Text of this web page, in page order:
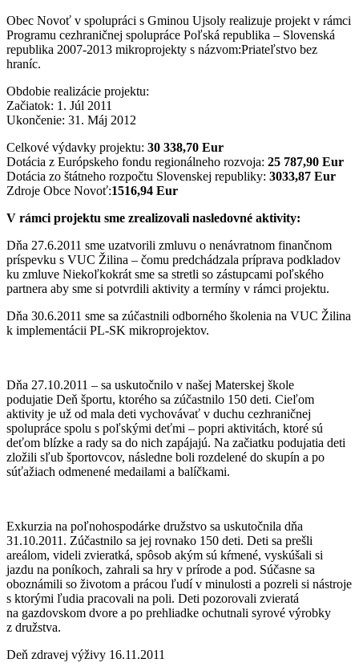
Obec Novoť v spolupráci s Gminou Ujsoly realizuje projekt v rámci
Programu cezhraničnej spolupráce Poľská republika – Slovenská
republika 2007-2013 mikroprojekty s názvom:Priateľstvo bez
hraníc.
Obdobie realizácie projektu:
Začiatok: 1. Júl 2011
Ukončenie: 31. Máj 2012
Celkové výdavky projektu: 30 338,70 Eur
Dotácia z Európskeho fondu regionálneho rozvoja: 25 787,90 Eur
Dotácia zo štátneho rozpočtu Slovenskej republiky: 3033,87 Eur
Zdroje Obce Novoť:1516,94 Eur
V rámci projektu sme zrealizovali nasledovné aktivity:
Dňa 27.6.2011 sme uzatvorili zmluvu o nenávratnom finančnom
príspevku s VUC Žilina – čomu predchádzala príprava podkladov
ku zmluve Niekoľkokrát sme sa stretli so zástupcami poľského
partnera aby sme si potvrdili aktivity a termíny v rámci projektu.
Dňa 30.6.2011 sme sa zúčastnili odborného školenia na VUC Žilina
k implementácii PL-SK mikroprojektov.
Dňa 27.10.2011 – sa uskutočnilo v našej Materskej škole
podujatie Deň športu, ktorého sa zúčastnilo 150 deti. Cieľom
aktivity je už od mala deti vychovávať v duchu cezhraničnej
spolupráce spolu s poľskými deťmi – popri aktivitách, ktoré sú
deťom blízke a rady sa do nich zapájajú. Na začiatku podujatia deti
zložili sľub športovcov, následne boli rozdelené do skupín a po
súťažiach odmenené medailami a balíčkami.
Exkurzia na poľnohospodárke družstvo sa uskutočnila dňa
31.10.2011. Zúčastnilo sa jej rovnako 150 deti. Deti sa prešli
areálom, videli zvieratká, spôsob akým sú kŕmené, vyskúšali si
jazdu na poníkoch, zahrali sa hry v prírode a pod. Súčasne sa
oboznámili so životom a prácou ľudí v minulosti a pozreli si nástroje
s ktorými ľudia pracovali na poli. Deti pozorovali zvieratá
na gazdovskom dvore a po prehliadke ochutnali syrové výrobky
z družstva.
Deň zdravej výživy 16.11.2011